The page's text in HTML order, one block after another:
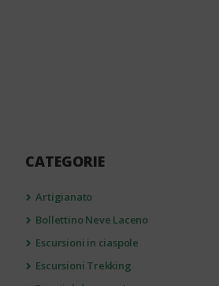
CATEGORIE
Artigianato
Bollettino Neve Laceno
Escursioni in ciaspole
Escursioni Trekking